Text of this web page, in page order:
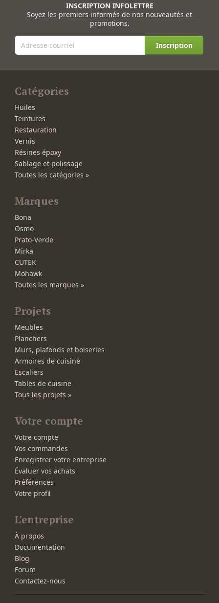
INSCRIPTION INFOLETTRE
Soyez les premiers informés de nos nouveautés et
promotions.
Inscription
Catégories
Huiles
Teintures
Restauration
Vernis
Résines époxy
Sablage et polissage
Toutes les catégories »
Marques
Bona
Osmo
Prato-Verde
Mirka
CUTEK
Mohawk
Toutes les marques »
Projets
Meubles
Planchers
Murs, plafonds et boiseries
Armoires de cuisine
Escaliers
Tables de cuisine
Tous les projets »
Votre compte
Votre compte
Vos commandes
Enregistrer votre entreprise
Évaluer vos achats
Préférences
Votre profil
L'entreprise
À propos
Documentation
Blog
Forum
Contactez-nous